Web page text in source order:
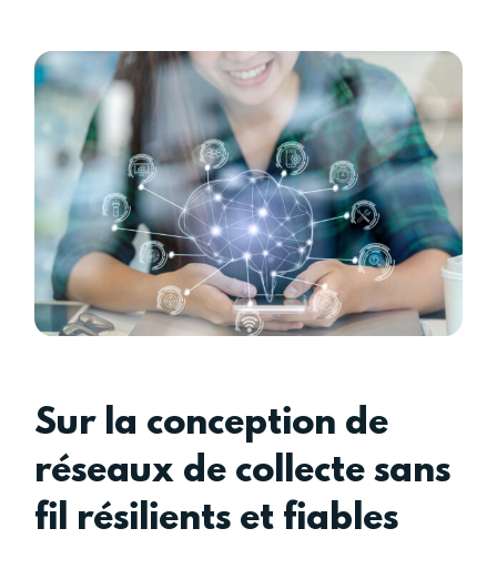
Sur la conception de
réseaux de collecte sans
fil résilients et fiables